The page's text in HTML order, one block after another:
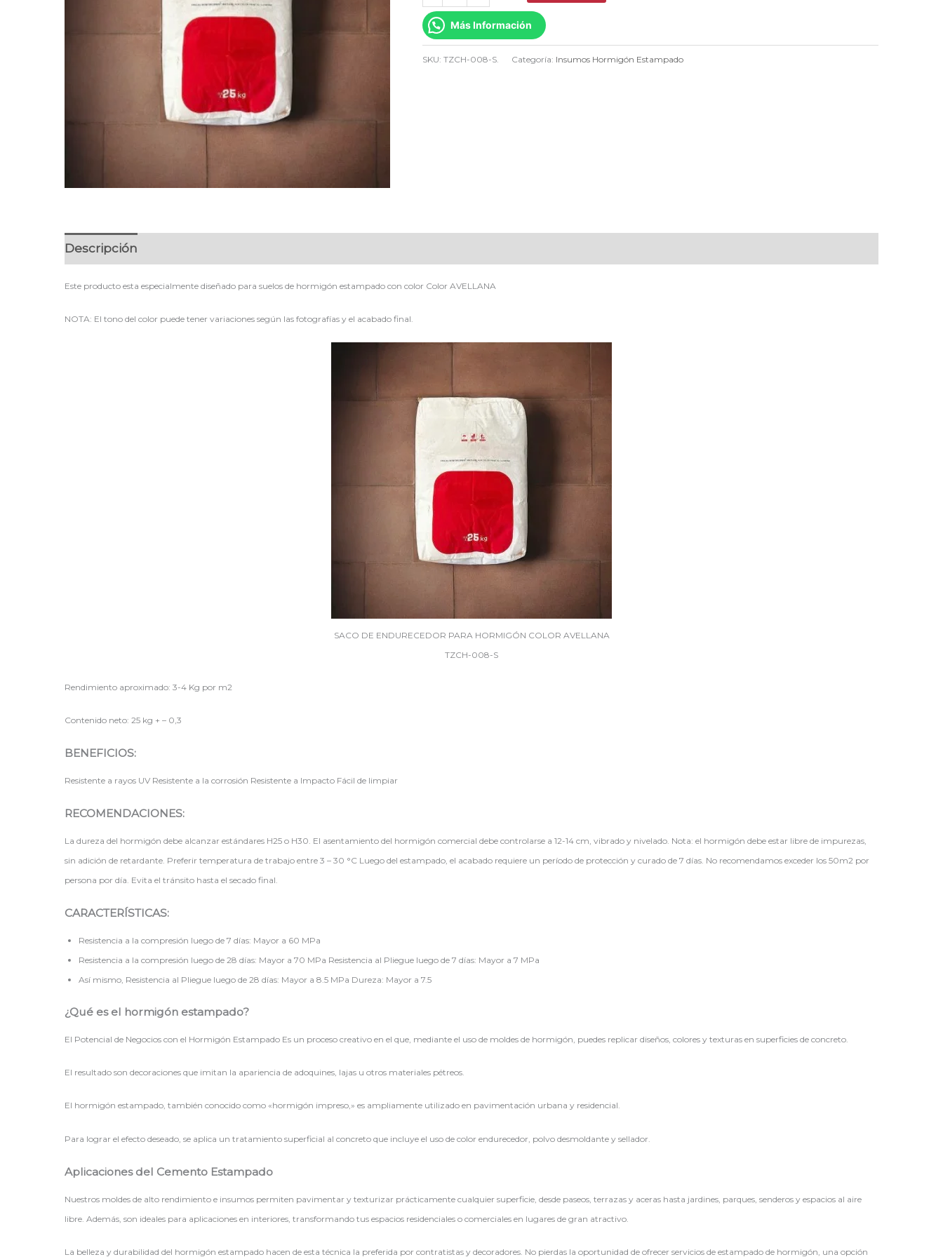
AvellanaTZCH-
008-
Más Información
SKU:TZCH-008-S. Categoría: Insumos Hormigón Estampado
Descripción
Este producto esta especialmente diseñado para suelos de hormigón estampado con color Color AVELLANA
NOTA: El tono del color puede tener variaciones según las fotografías y el acabado final.
SACO DE ENDURECEDOR PARA HORMIGÓN COLOR AVELLANA
TZCH-008-S
Rendimiento aproximado: 3-4 Kg por m2
Contenido neto: 25 kg + – 0,3
BENEFICIOS:
Resistente a rayos UV Resistente a la corrosión Resistente a Impacto Fácil de limpiar
RECOMENDACIONES:
La dureza del hormigón debe alcanzar estándares H25 o H30. El asentamiento del hormigón comercial debe controlarse a 12-14 cm, vibrado y nivelado. Nota: el hormigón debe estar libre de impurezas,
sin adición de retardante. Preferir temperatura de trabajo entre 3 – 30 °C Luego del estampado, el acabado requiere un período de protección y curado de 7 días. No recomendamos exceder los 50m2 por
persona por día. Evita el tránsito hasta el secado final.
CARACTERÍSTICAS:
Resistencia a la compresión luego de 7 días: Mayor a 60 MPa
Resistencia a la compresión luego de 28 días: Mayor a 70 MPa Resistencia al Pliegue luego de 7 días: Mayor a 7 MPa
Así mismo, Resistencia al Pliegue luego de 28 días: Mayor a 8.5 MPa Dureza: Mayor a 7.5
¿Qué es el hormigón estampado?
El Potencial de Negocios con el Hormigón Estampado Es un proceso creativo en el que, mediante el uso de moldes de hormigón, puedes replicar diseños, colores y texturas en superficies de concreto.
El resultado son decoraciones que imitan la apariencia de adoquines, lajas u otros materiales pétreos.
El hormigón estampado, también conocido como «hormigón impreso,» es ampliamente utilizado en pavimentación urbana y residencial.
Para lograr el efecto deseado, se aplica un tratamiento superficial al concreto que incluye el uso de color endurecedor, polvo desmoldante y sellador.
Aplicaciones del Cemento Estampado
Nuestros moldes de alto rendimiento e insumos permiten pavimentar y texturizar prácticamente cualquier superficie, desde paseos, terrazas y aceras hasta jardines, parques, senderos y espacios al aire
libre. Además, son ideales para aplicaciones en interiores, transformando tus espacios residenciales o comerciales en lugares de gran atractivo.
La belleza y durabilidad del hormigón estampado hacen de esta técnica la preferida por contratistas y decoradores. No pierdas la oportunidad de ofrecer servicios de estampado de hormigón, una opción